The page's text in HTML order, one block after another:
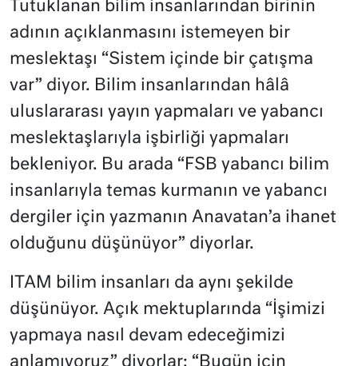
Tutuklanan bilim insanlarından birinin
adının açıklanmasını istemeyen bir
meslektaşı “Sistem içinde bir çatışma
var” diyor. Bilim insanlarından hâlâ
uluslararası yayın yapmaları ve yabancı
meslektaşlarıyla işbirliği yapmaları
bekleniyor. Bu arada “FSB yabancı bilim
insanlarıyla temas kurmanın ve yabancı
dergiler için yazmanın Anavatan’a ihanet
olduğunu düşünüyor” diyorlar.
ITAM bilim insanları da aynı şekilde
düşünüyor. Açık mektuplarında “İşimizi
yapmaya nasıl devam edeceğimizi